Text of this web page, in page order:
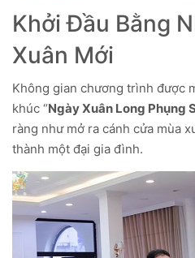
Khởi Đầu Bằng
Xuân Mới
Không gian chương trình được
khúc “Ngày Xuân Long Phụng
ràng như mở ra cánh cửa mùa
thành một đại gia đình.